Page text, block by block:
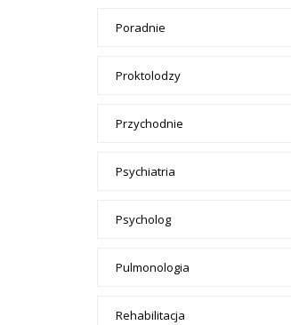
Poradnie
Proktolodzy
Przychodnie
Psychiatria
Psycholog
Pulmonologia
Rehabilitacja